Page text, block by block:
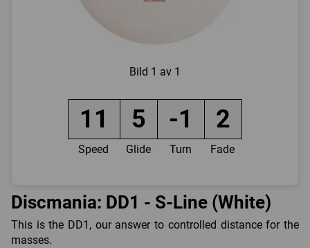
Bild 1 av 1
11 5 -1 2
Speed Glide Turn Fade
Discmania: DD1 - S-Line (White)
This is the DD1, our answer to controlled distance for the
masses.